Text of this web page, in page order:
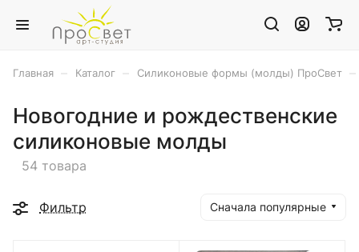
Главная Каталог Силиконовые формы (молды) ПроСвет
Новогодние и рождественские
силиконовые молды
54 товара
Фильтр Сначала популярные